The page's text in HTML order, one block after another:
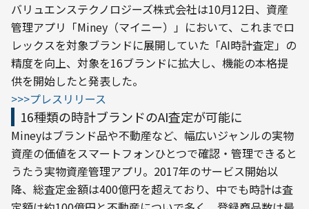
バリュエンステクノロジーズ株式会社は10月12日、資産
管理アプリ「Miney（マイニー）」において、これまでロ
レックスを対象ブランドに展開していた「AI時計査定」の
精度を向上、対象を16ブランドに拡大し、機能の本格提
供を開始したと発表した。
>>>プレスリリース
16種類の時計ブランドのAI査定が可能に
Mineyはブランド品や不動産など、幅広いジャンルの実物
資産の価値をスマートフォンひとつで確認・管理できると
うたう実物資産管理アプリ。2017年のサービス開始以
降、総査定金額は400億円を超えており、中でも時計は査